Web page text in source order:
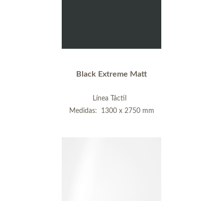
Black Extreme Matt
Línea Táctil
Medidas: 1300 x 2750 mm